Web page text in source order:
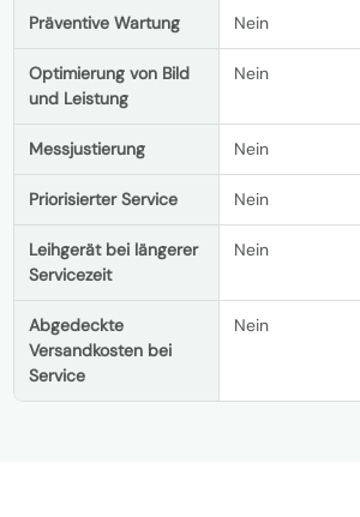
Präventive Wartung Nein
Optimierung von Bild
und Leistung
Nein
Messjustierung Nein
Priorisierter Service Nein
Leihgerät bei längerer
Servicezeit
Nein
Abgedeckte
Versandkosten bei
Service
Nein